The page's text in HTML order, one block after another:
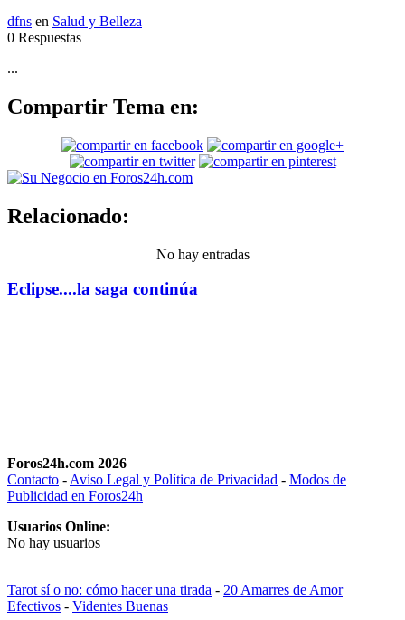
dfns en Salud y Belleza
0 Respuestas
...
Compartir Tema en:
Relacionado:
No hay entradas
Eclipse....la saga continúa
Foros24h.com 2026
Contacto - Aviso Legal y Política de Privacidad - Modos de
Publicidad en Foros24h
Usuarios Online:
No hay usuarios
Tarot sí o no: cómo hacer una tirada - 20 Amarres de Amor
Efectivos - Videntes Buenas